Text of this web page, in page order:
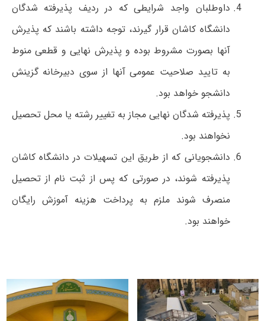
داوطلبان واجد شرایطی که در ردیف پذیرفته شدگان
دانشگاه کاشان قرار گیرند، توجه داشته باشند که پذیرش
آنها بصورت مشروط بوده و پذیرش نهایی و قطعی منوط
به تایید صلاحیت عمومی آنها از سوی دبیرخانه گزینش
دانشجو خواهد بود.
پذیرفته شدگان نهایی مجاز به تغییر رشته یا محل تحصیل
نخواهند بود.
دانشجویانی که از طریق این تسهیلات در دانشگاه کاشان
پذیرفته شوند، در صورتی که پس از ثبت نام از تحصیل
منصرف شوند ملزم به پرداخت هزینه آموزش رایگان
خواهند بود.